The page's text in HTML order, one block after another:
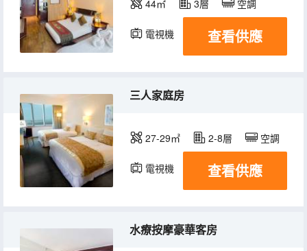
44㎡ 3層 空調
電視機 查看供應
三人家庭房
27-29㎡ 2-8層 空調
電視機 查看供應
水療按摩豪華客房